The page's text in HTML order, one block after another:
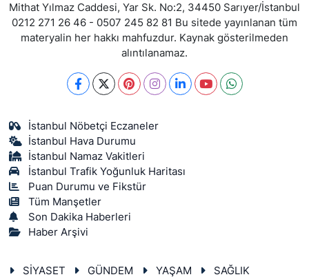
Mithat Yılmaz Caddesi, Yar Sk. No:2, 34450 Sarıyer/İstanbul
0212 271 26 46 - 0507 245 82 81 Bu sitede yayınlanan tüm
materyalin her hakkı mahfuzdur. Kaynak gösterilmeden
alıntılanamaz.
İstanbul Nöbetçi Eczaneler
İstanbul Hava Durumu
İstanbul Namaz Vakitleri
İstanbul Trafik Yoğunluk Haritası
Puan Durumu ve Fikstür
Tüm Manşetler
Son Dakika Haberleri
Haber Arşivi
SİYASET GÜNDEM YAŞAM SAĞLIK